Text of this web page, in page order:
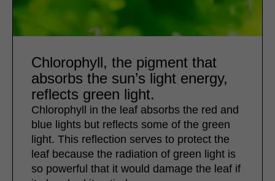
Chlorophyll, the pigment that
absorbs the sun’s light energy,
reflects green light.
Chlorophyll in the leaf absorbs the red and
blue lights but reflects some of the green
light. This reflection serves to protect the
leaf because the radiation of green light is
so powerful that it would damage the leaf if